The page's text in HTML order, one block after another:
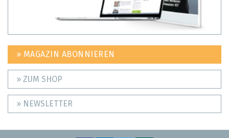
» MAGAZIN ABONNIEREN
» ZUM SHOP
» NEWSLETTER